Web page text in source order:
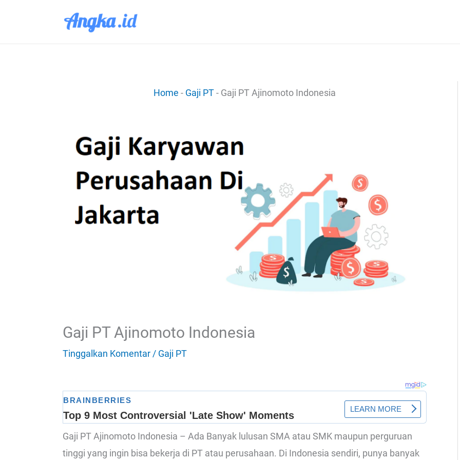
Home - Gaji PT- Gaji PT Ajinomoto Indonesia
Gaji PT Ajinomoto Indonesia
Tinggalkan Komentar/ Gaji PT
Gaji PT Ajinomoto Indonesia – Ada Banyak lulusan SMA atau SMK maupun perguruan
tinggi yang ingin bisa bekerja di PT atau perusahaan. Di Indonesia sendiri, punya banyak